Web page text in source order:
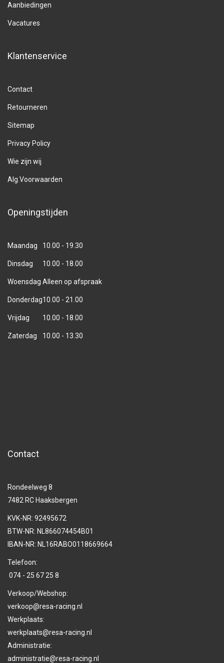
Aanbiedingen
Vacatures
Klantenservice
Contact
Retourneren
Sitemap
Privacy Policy
Wie zijn wij
Alg.Voorwaarden
Openingstijden
Maandag 10.00 - 19.30
Dinsdag 10.00 - 18.00
Woensdag Alleen op afspraak
Donderdag10.00 - 21.00
Vrijdag 10.00 - 18.00
Zaterdag 10.00 - 13.30
Contact
Rondeelweg 8
7482 RC Haaksbergen
KVK-NR: 92495672
BTW-NR: NL866074454B01
IBAN-NR: NL16RABO0118669664
Telefoon:
074 - 25 67 25 8
Verkoop/Webshop:
verkoop@resa-racing.nl
Werkplaats:
werkplaats@resa-racing.nl
Administratie:
administratie@resa-racing.nl